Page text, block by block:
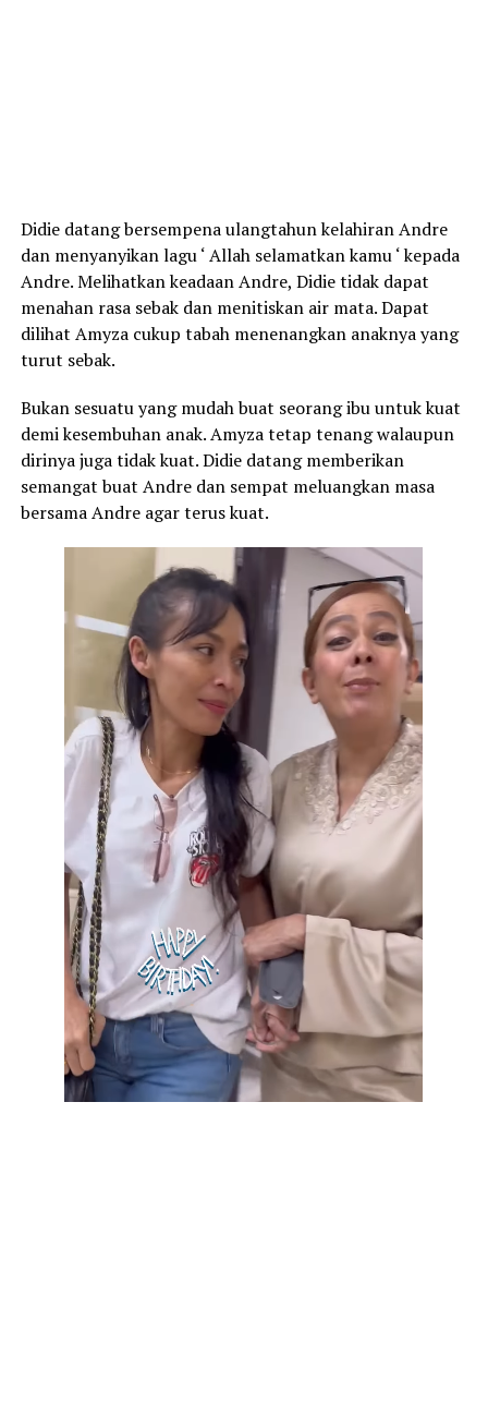
Didie datang bersempena ulangtahun kelahiran Andre
dan menyanyikan lagu ‘ Allah selamatkan kamu ‘ kepada
Andre. Melihatkan keadaan Andre, Didie tidak dapat
menahan rasa sebak dan menitiskan air mata. Dapat
dilihat Amyza cukup tabah menenangkan anaknya yang
turut sebak.
Bukan sesuatu yang mudah buat seorang ibu untuk kuat
demi kesembuhan anak. Amyza tetap tenang walaupun
dirinya juga tidak kuat. Didie datang memberikan
semangat buat Andre dan sempat meluangkan masa
bersama Andre agar terus kuat.